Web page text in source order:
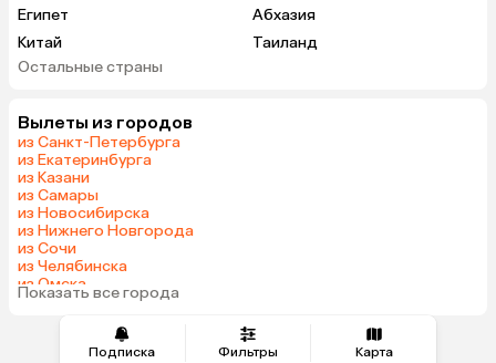
Подписка Фильтры Карта
Египет
Абхазия
Китай
Таиланд
Вьетнам
Грузия
Индонезия
Сейшелы
Казахстан
Узбекистан
Маврикий
Сербия
Катар
Малайзия
Южная Корея
Остальные страны
Вылеты из городов
из Санкт-Петербурга
из Екатеринбурга
из Казани
из Самары
из Новосибирска
из Нижнего Новгорода
из Сочи
из Челябинска
из Омска
из Красноярска
Показать все города